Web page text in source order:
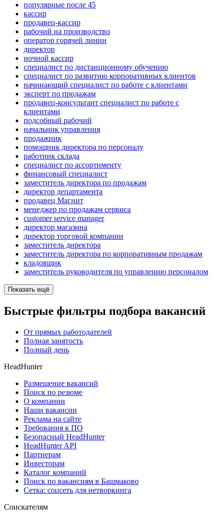
популярные после 45
кассир
продавец-кассир
рабочий на производство
оператор горячей линии
директор
ночной кассир
специалист по дистанционному обучению
специалист по развитию корпоративных клиентов
начинающий специалист по работе с клиентами
эксперт по продажам
продавец-консультант специалист по работе с
клиентами
подсобный рабочий
начальник управления
продажник
помощник директора по персоналу
работник склада
специалист по ассортименту
финансовый специалист
заместитель директора по продажам
директор департамента
продавец Магнит
менеджер по продажам сервиса
customer service manager
директор магазина
директор торговой компании
заместитель директора
заместитель директора по корпоративным продажам
кладовщик
заместитель руководителя по управлению персоналом
Показать ещё
Быстрые фильтры подбора вакансий
От прямых работодателей
Полная занятость
Полный день
HeadHunter
Размещение вакансий
Поиск по резюме
О компании
Наши вакансии
Реклама на сайте
Требования к ПО
Безопасный HeadHunter
HeadHunter API
Партнерам
Инвесторам
Каталог компаний
Поиск по вакансиям в Башмаково
Сетка: соцсеть для нетворкинга
Соискателям